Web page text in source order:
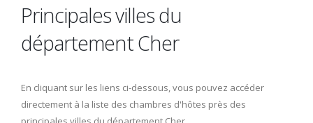
Principales villes du
département Cher
En cliquant sur les liens ci-dessous, vous pouvez accéder
directement à la liste des chambres d'hôtes près des